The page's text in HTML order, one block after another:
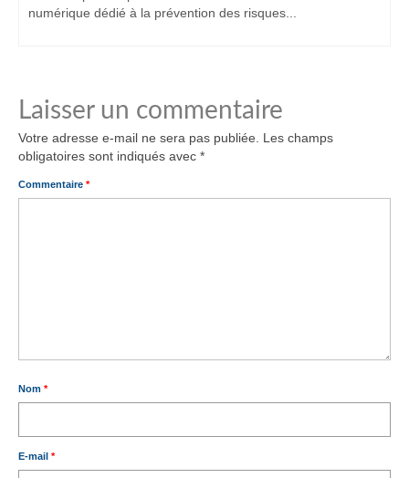
numérique dédié à la prévention des risques...
Laisser un commentaire
Votre adresse e-mail ne sera pas publiée. Les champs
obligatoires sont indiqués avec *
Commentaire *
Nom *
E-mail *